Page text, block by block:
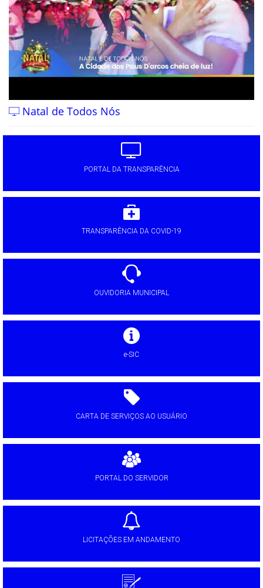
Natal de Todos Nós
PORTAL DA TRANSPARÊNCIA
TRANSPARÊNCIA DA COVID-19
OUVIDORIA MUNICIPAL
e-SIC
CARTA DE SERVIÇOS AO USUÁRIO
PORTAL DO SERVIDOR
LICITAÇÕES EM ANDAMENTO